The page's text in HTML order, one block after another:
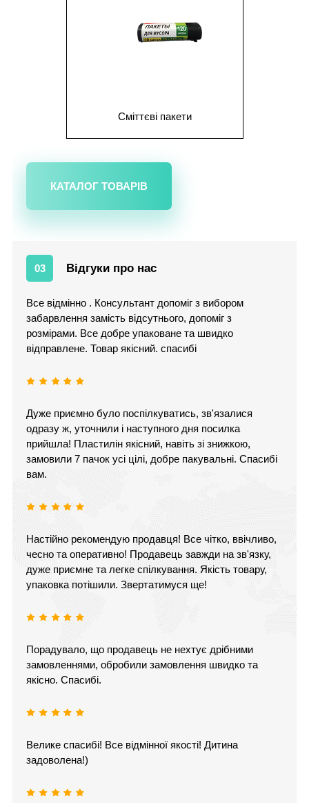
Сміттєві пакети
КАТАЛОГ ТОВАРІВ
03 Відгуки про нас
Все відмінно . Консультант допоміг з вибором
забарвлення замість відсутнього, допоміг з
розмірами. Все добре упаковане та швидко
відправлене. Товар якісний. спасибі
Дуже приємно було поспілкуватись, зв'язалися
одразу ж, уточнили і наступного дня посилка
прийшла! Пластилін якісний, навіть зі знижкою,
замовили 7 пачок усі цілі, добре пакувальні. Спасибі
вам.
Настійно рекомендую продавця! Все чітко, ввічливо,
чесно та оперативно! Продавець завжди на зв'язку,
дуже приємне та легке спілкування. Якість товару,
упаковка потішили. Звертатимуся ще!
Порадувало, що продавець не нехтує дрібними
замовленнями, обробили замовлення швидко та
якісно. Спасибі.
Велике спасибі! Все відмінної якості! Дитина
задоволена!)